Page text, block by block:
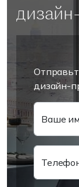
дизайн-
Ваше